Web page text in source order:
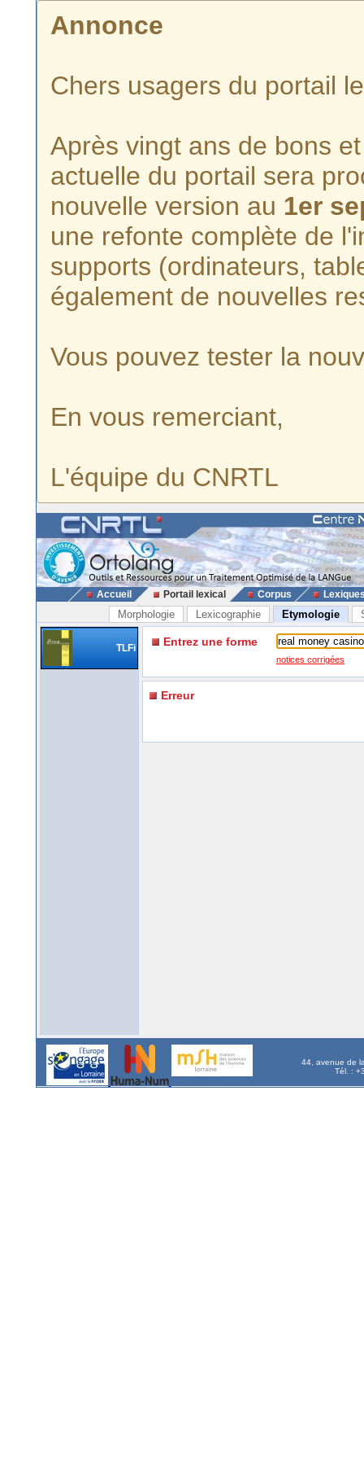
Annonce
Chers usagers du portail
Après vingt ans de bons
actuelle du portail sera
nouvelle version au 1er
une refonte complète de
supports (ordinateurs,
également de nouvelles
Vous pouvez tester la
En vous remerciant,
L'équipe du CNRTL
Accueil Portail lexical Corpus
Morphologie Lexicographie Etymologie
TLFi Entrez une forme
notices corrigées
Erreur
44, avenue de
Tél. :